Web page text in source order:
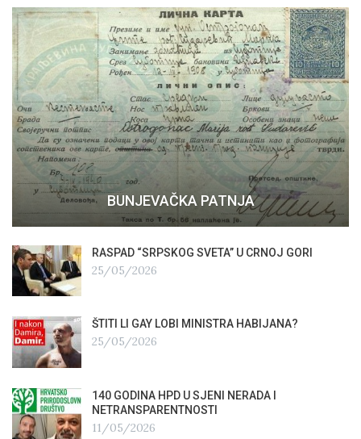
BUNJEVAČKA PATNJA
RASPAD “SRPSKOG SVETA” U CRNOJ GORI
25/05/2026
ŠTITI LI GAY LOBI MINISTRA HABIJANA?
25/05/2026
140 GODINA HPD U SJENI NERADA I
NETRANSPARENTNOSTI
11/05/2026